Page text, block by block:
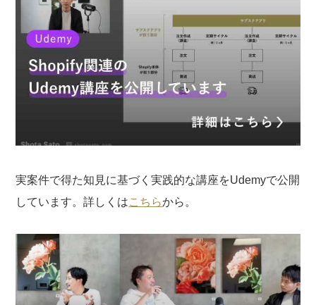
実案件で得た知見に基づく実践的な講座をUdemyで公開
しています。詳しくはこちらから。